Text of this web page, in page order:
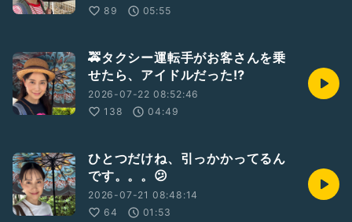
89
05:55
🚕タクシー運転手がお客さんを乗
せたら、アイドルだった⁉️
2026-07-22 08:52:46
138
04:49
ひとつだけね、引っかかってるん
です。。。😕
2026-07-21 08:48:14
64
01:53